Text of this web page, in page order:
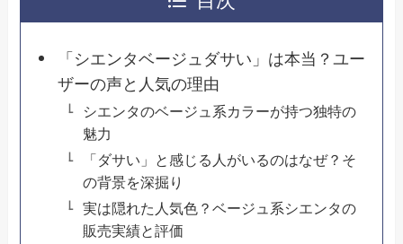
「シエンタベージュダサい」は本当？ユー
ザーの声と人気の理由
シエンタのベージュ系カラーが持つ独特の
魅力
「ダサい」と感じる人がいるのはなぜ？そ
の背景を深掘り
実は隠れた人気色？ベージュ系シエンタの
販売実績と評価